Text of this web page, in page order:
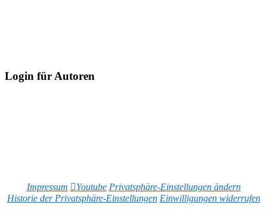
Login für Autoren
Impressum Youtube Privatsphäre-Einstellungen ändern
Historie der Privatsphäre-Einstellungen Einwilligungen widerrufen